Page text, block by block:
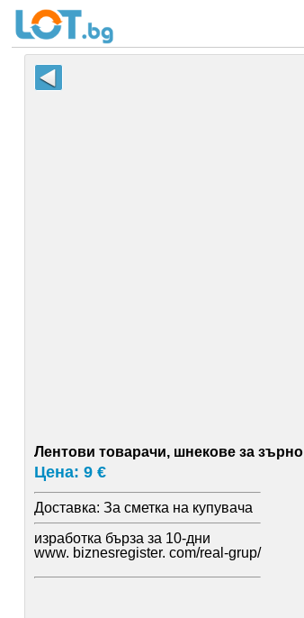
Лентови товарачи, шнекове за зърно
Цена: 9 €
Доставка: За сметка на купувача
изработка бърза за 10-дни
www. biznesregister. com/real-grup/